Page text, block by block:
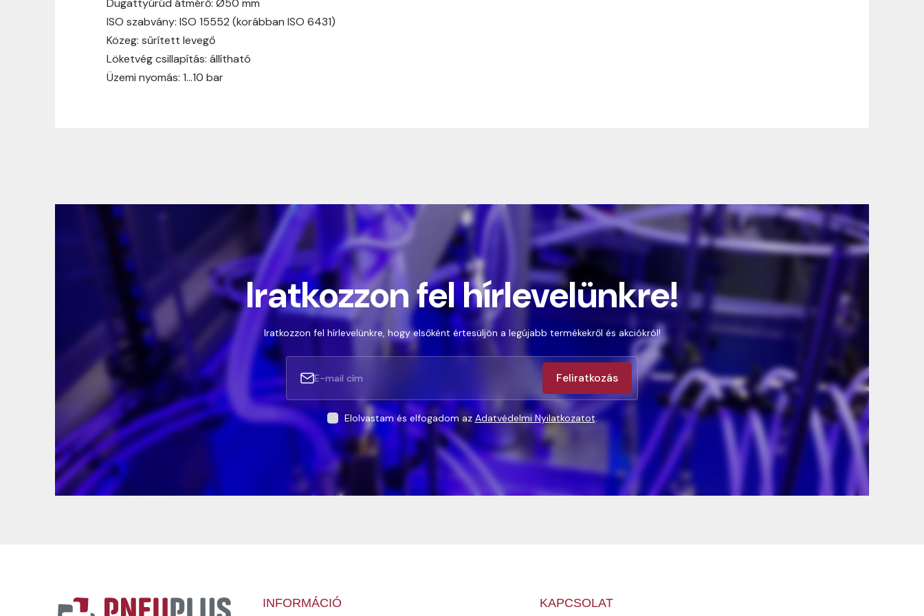
Dugattyúrúd átmérő: Ø50 mm
ISO szabvány: ISO 15552 (korábban ISO 6431)
Közeg: sűrített levegő
Löketvég csillapítás: állítható
Üzemi nyomás: 1…10 bar
Iratkozzon fel hírlevelünkre!
Iratkozzon fel hírlevelünkre, hogy elsőként értesüljön a legújabb termékekről és akciókról!
Feliratkozás
Elolvastam és elfogadom azAdatvédelmi Nyilatkozatot.
INFORMÁCIÓ KAPCSOLAT